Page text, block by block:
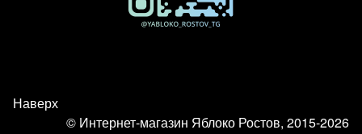
Наверх
© Интернет-магазин Яблоко Ростов, 2015-2026